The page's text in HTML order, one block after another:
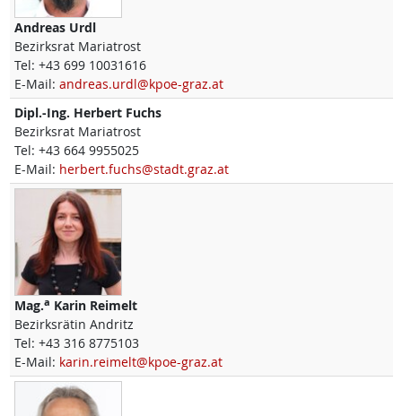
Andreas Urdl
Bezirksrat Mariatrost
Tel: +43 699 10031616
E-Mail: andreas.urdl@kpoe-graz.at
Dipl.-Ing. Herbert Fuchs
Bezirksrat Mariatrost
Tel: +43 664 9955025
E-Mail: herbert.fuchs@stadt.graz.at
Mag.a Karin Reimelt
Bezirksrätin Andritz
Tel: +43 316 8775103
E-Mail: karin.reimelt@kpoe-graz.at